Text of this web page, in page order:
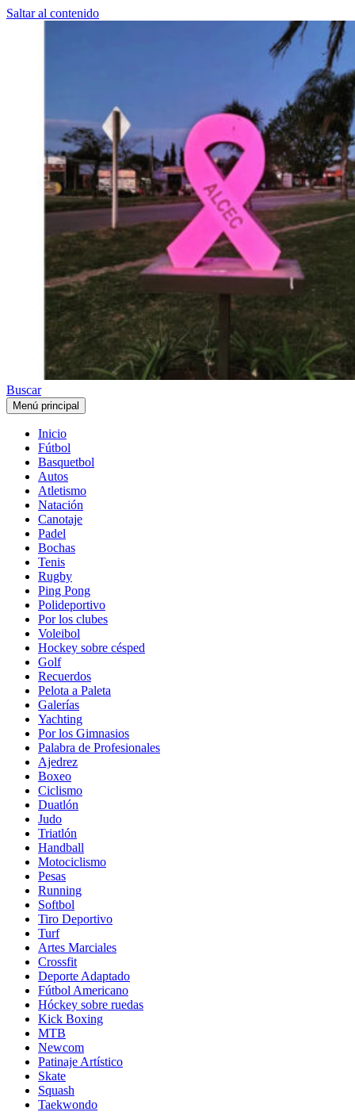
Saltar al contenido
Buscar
Menú principal
Inicio
Fútbol
Basquetbol
Autos
Atletismo
Natación
Canotaje
Padel
Bochas
Tenis
Rugby
Ping Pong
Polideportivo
Por los clubes
Voleibol
Hockey sobre césped
Golf
Recuerdos
Pelota a Paleta
Galerías
Yachting
Por los Gimnasios
Palabra de Profesionales
Ajedrez
Boxeo
Ciclismo
Duatlón
Judo
Triatlón
Handball
Motociclismo
Pesas
Running
Softbol
Tiro Deportivo
Turf
Artes Marciales
Crossfit
Deporte Adaptado
Fútbol Americano
Hóckey sobre ruedas
Kick Boxing
MTB
Newcom
Patinaje Artístico
Skate
Squash
Taekwondo